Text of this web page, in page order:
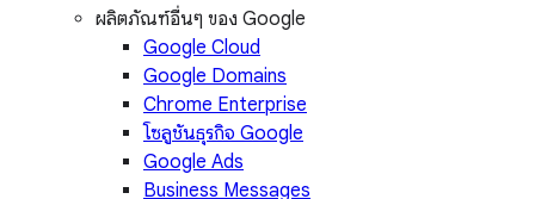
ผลิตภัณฑ์อื่นๆ ของ Google
Google Cloud
Google Domains
Chrome Enterprise
โซลูชันธุรกิจ Google
Google Ads
Business Messages